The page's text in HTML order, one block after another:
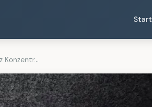
Start
Konzentr...